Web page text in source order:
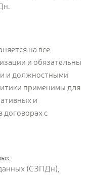
на все
и обязательны
и должностными
применимы для
и
договорах с
(СЗПДн),